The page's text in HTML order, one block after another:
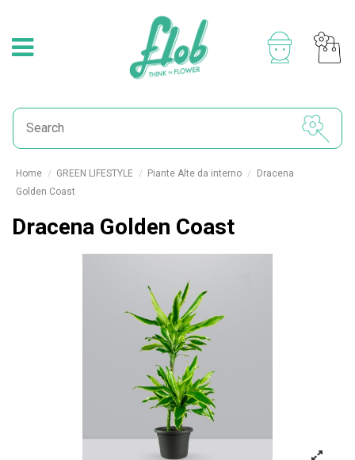
Home GREEN LIFESTYLE Piante Alte da interno
Dracena
Golden Coast
Dracena Golden Coast